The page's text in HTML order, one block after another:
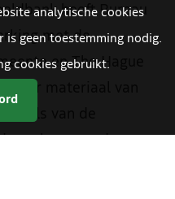
heeft Bureau
met de
en The Hague
analytische cookies
is geen toestemming nodig.
cookies gebruikt.